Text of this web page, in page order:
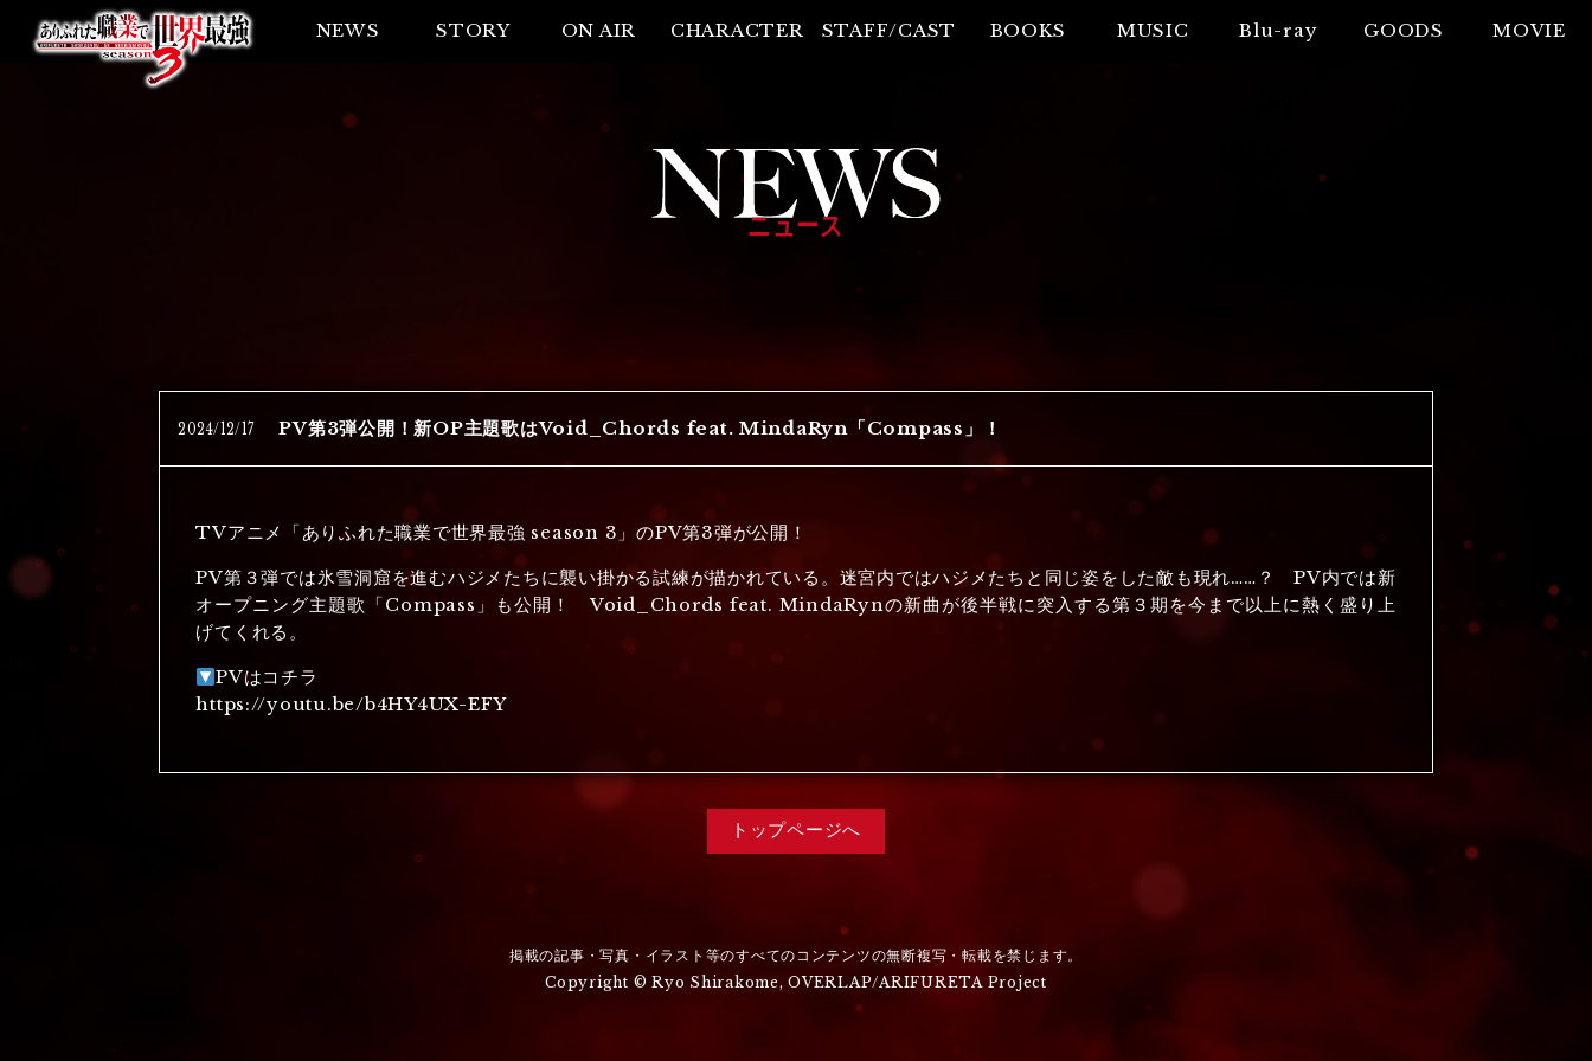
NEWS STORY ON AIR CHARACTER STAFF/CAST BOOKS MUSIC Blu-ray GOODS MOVIE
ニュース
2024/12/17 PV第3弾公開！新OP主題歌はVoid_Chords feat. MindaRyn「Compass」！
TVアニメ「ありふれた職業で世界最強 season 3」のPV第3弾が公開！
PV第３弾では氷雪洞窟を進むハジメたちに襲い掛かる試練が描かれている。迷宮内ではハジメたちと同じ姿をした敵も現れ……？ PV内では新
オープニング主題歌「Compass」も公開！ Void_Chords feat. MindaRynの新曲が後半戦に突入する第３期を今まで以上に熱く盛り上
げてくれる。
PVはコチラ
https://youtu.be/b4HY4UX-EFY
トップページへ
掲載の記事・写真・イラスト等のすべてのコンテンツの無断複写・転載を禁じます。
Copyright © Ryo Shirakome, OVERLAP/ARIFURETA Project